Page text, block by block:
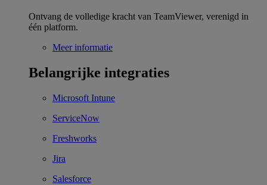
Ontvang de volledige kracht van TeamViewer, verenigd in
één platform.
Meer informatie
Belangrijke integraties
Microsoft Intune
ServiceNow
Freshworks
Jira
Salesforce